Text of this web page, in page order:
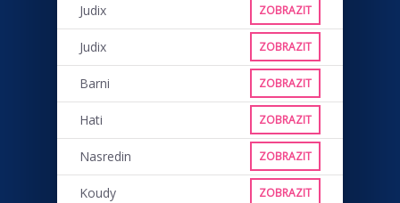
Judix ZOBRAZIT
Judix ZOBRAZIT
Barni ZOBRAZIT
Hati ZOBRAZIT
Nasredin ZOBRAZIT
Koudy ZOBRAZIT